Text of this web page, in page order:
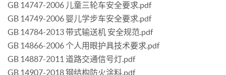
GB 14747-2006 儿童三轮车安全要求.pdf
GB 14749-2006 婴儿学步车安全要求.pdf
GB 14784-2013 带式输送机 安全规范.pdf
GB 14866-2006 个人用眼护具技术要求.pdf
GB 14887-2011 道路交通信号灯.pdf
GB 14907-2018 钢结构防火涂料.pdf